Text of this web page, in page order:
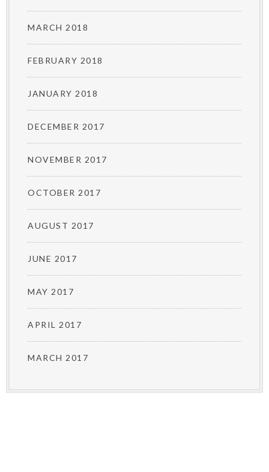
MARCH 2018
FEBRUARY 2018
JANUARY 2018
DECEMBER 2017
NOVEMBER 2017
OCTOBER 2017
AUGUST 2017
JUNE 2017
MAY 2017
APRIL 2017
MARCH 2017